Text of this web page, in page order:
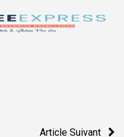
Article Suivant